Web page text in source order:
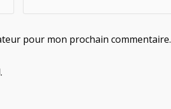
pour mon prochain commentaire.